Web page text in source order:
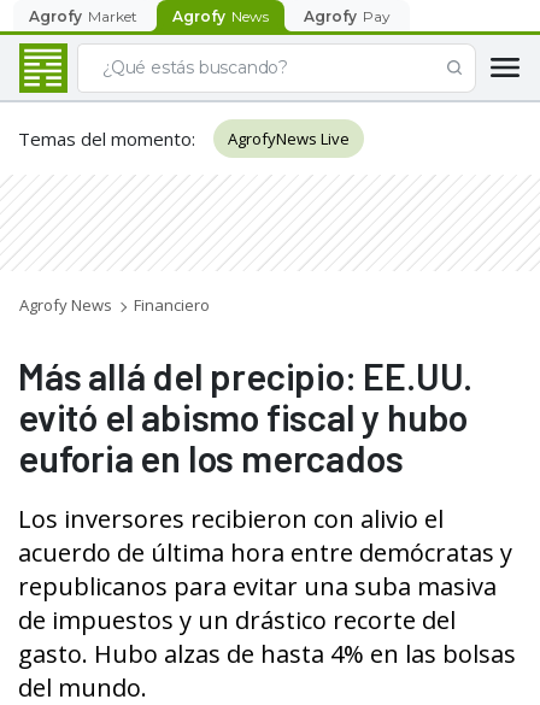
Agrofy Market Agrofy News Agrofy Pay
Temas del momento: AgrofyNews Live
Agrofy News Financiero
Más allá del precipio: EE.UU.
evitó el abismo fiscal y hubo
euforia en los mercados
Los inversores recibieron con alivio el
acuerdo de última hora entre demócratas y
republicanos para evitar una suba masiva
de impuestos y un drástico recorte del
gasto. Hubo alzas de hasta 4% en las bolsas
del mundo.